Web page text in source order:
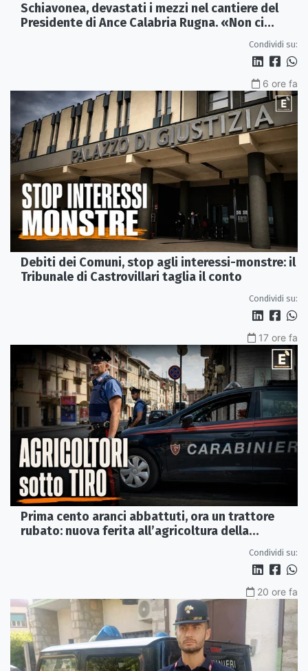
Schiavonea, devastati i mezzi nel cantiere del
Presidente di Ance Calabria Rugna. «Non ci
Condividi su:
6 ore fa
Debiti dei Comuni, stop agli interessi-monstre: il
Tribunale di Castrovillari taglia il conto
Condividi su:
17 ore fa
Prima cento aranci abbattuti, ora un trattore
rubato: nuova ferita all’agricoltura della
Condividi su:
20 ore fa